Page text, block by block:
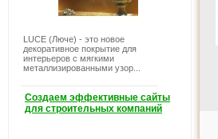
LUCE (Люче) - это новое
декоративное покрытие для
интерьеров с мягкими
металлизированными узор...
Создаем эффективные сайты
для строительных компаний